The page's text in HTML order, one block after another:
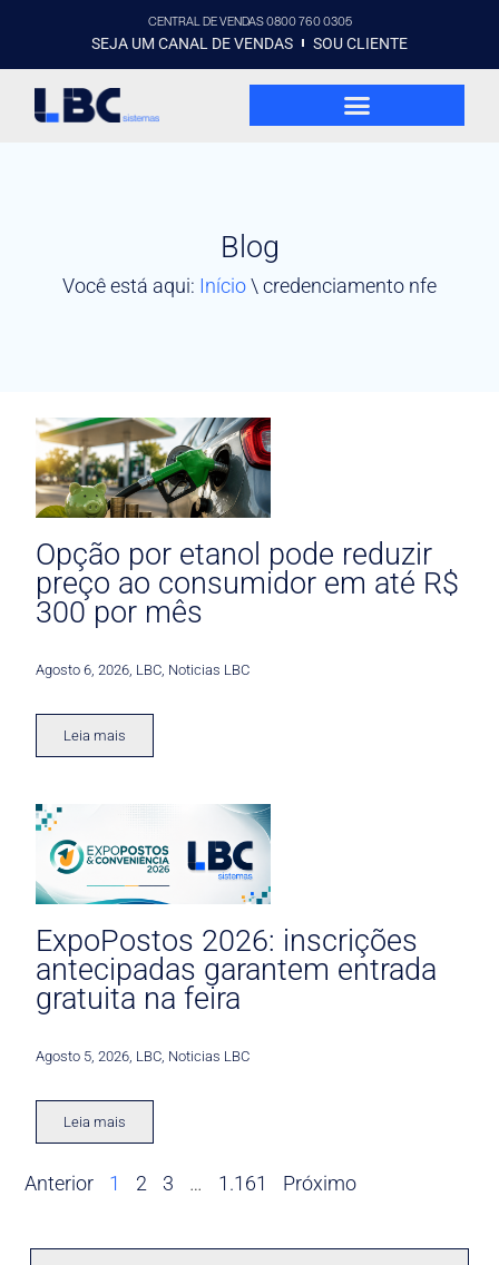
CENTRAL DE VENDAS 0800 760 0305
SEJA UM CANAL DE VENDAS SOU CLIENTE
Blog
Você está aqui: Início\ credenciamento nfe
Opção por etanol pode reduzir
preço ao consumidor em até R$
300 por mês
Agosto 6, 2026 LBC Noticias LBC
Leia mais
ExpoPostos 2026: inscrições
antecipadas garantem entrada
gratuita na feira
Agosto 5, 2026 LBC Noticias LBC
Leia mais
Anterior 1 2 3 … 1.161 Próximo